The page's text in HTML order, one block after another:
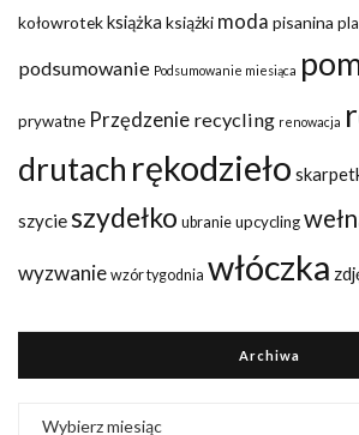
kołowrotekksiążka książki moda pisanina
podsumowanie Podsumowanie miesiąca
prywatne Przędzenie recycling renowacja
drutach rękodzieło
szycieszydełko ubranie upcycling
wyzwanie wzór tygodnia włóczka
Archiwa